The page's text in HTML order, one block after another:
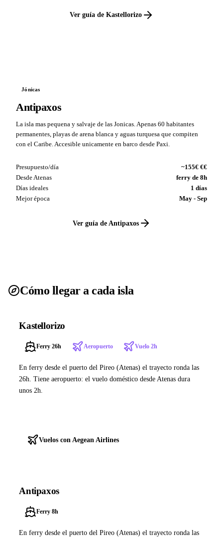
Ver guía de Kastellorizo
Jónicas
Antipaxos
La isla mas pequena y salvaje de las Jonicas. Apenas 60 habitantes
permanentes, playas de arena blanca y aguas turquesa que compiten
con el Caribe. Accesible unicamente en barco desde Paxi.
Presupuesto/día
~155€ €€
Desde Atenas
ferry de 8h
Días ideales
1 días
Mejor época
May - Sep
Ver guía de Antipaxos
Cómo llegar a cada isla
Kastellorizo
Ferry 26h Aeropuerto Vuelo 2h
En ferry desde el puerto del Pireo (Atenas) el trayecto ronda las
26h. Tiene aeropuerto: el vuelo doméstico desde Atenas dura
unos 2h.
Vuelos con Aegean Airlines
Antipaxos
Ferry 8h
En ferry desde el puerto del Pireo (Atenas) el trayecto ronda las